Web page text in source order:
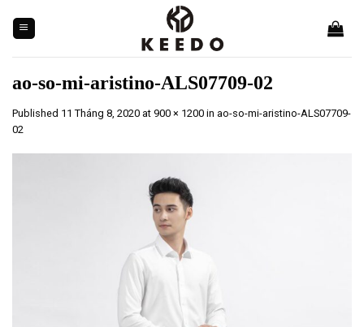
content
ao-so-mi-aristino-ALS07709-02
Published 11 Tháng 8, 2020 at 900 × 1200 in ao-so-mi-aristino-ALS07709-
02